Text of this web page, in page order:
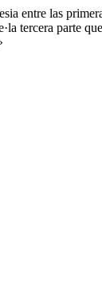
entre las
tercera parte